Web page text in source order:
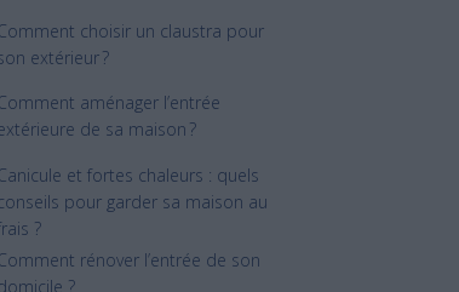
choisir un claustra pour
extérieur ?
aménager l’entrée
de sa maison ?
et fortes chaleurs : quels
pour garder sa maison au
?
rénover l’entrée de son
?